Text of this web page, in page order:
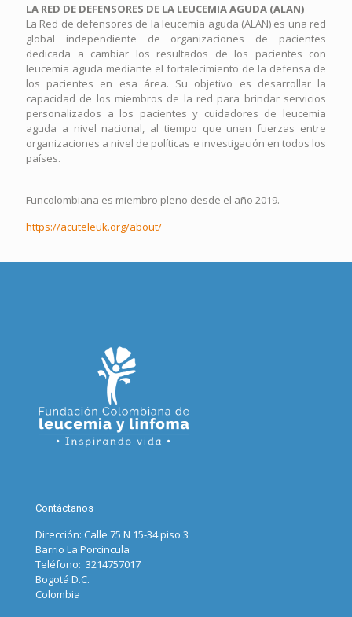
LA RED DE DEFENSORES DE LA LEUCEMIA AGUDA (ALAN)
La Red de defensores de la leucemia aguda (ALAN) es una red
global independiente de organizaciones de pacientes
dedicada a cambiar los resultados de los pacientes con
leucemia aguda mediante el fortalecimiento de la defensa de
los pacientes en esa área. Su objetivo es desarrollar la
capacidad de los miembros de la red para brindar servicios
personalizados a los pacientes y cuidadores de leucemia
aguda a nivel nacional, al tiempo que unen fuerzas entre
organizaciones a nivel de políticas e investigación en todos los
países.
Funcolombiana es miembro pleno desde el año 2019.
https://acuteleuk.org/about/
Contáctanos
Dirección: Calle 75 N 15-34 piso 3
Barrio La Porcincula
Teléfono: 3214757017
Bogotá D.C.
Colombia